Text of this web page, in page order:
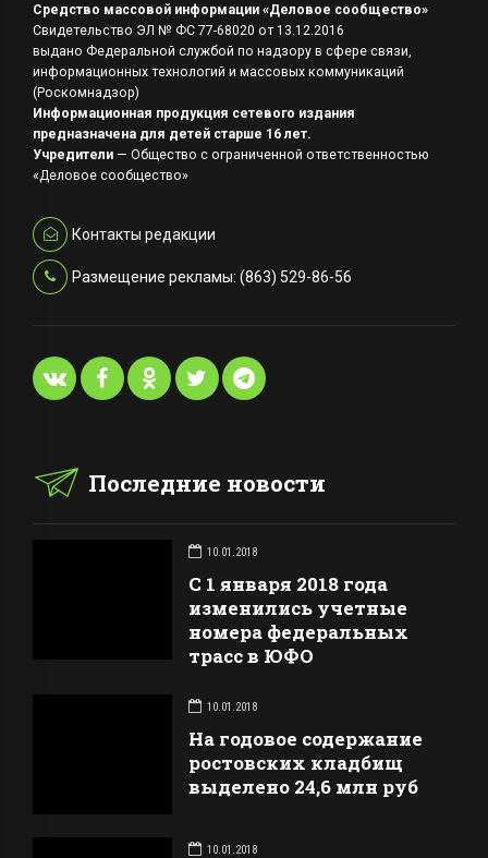
Средство массовой информации «Деловое сообщество»
Свидетельство ЭЛ № ФС 77-68020 от 13.12.2016
выдано Федеральной службой по надзору в сфере связи,
информационных технологий и массовых коммуникаций
(Роскомнадзор)
Информационная продукция сетевого издания
предназначена для детей старше 16 лет.
Учредители — Общество с ограниченной ответственностью
«Деловое сообщество»
Контакты редакции
Размещение рекламы: (863) 529-86-56
Последние новости
10.01.2018
С 1 января 2018 года
изменились учетные
номера федеральных
трасс в ЮФО
10.01.2018
На годовое содержание
ростовских кладбищ
выделено 24,6 млн руб
10.01.2018